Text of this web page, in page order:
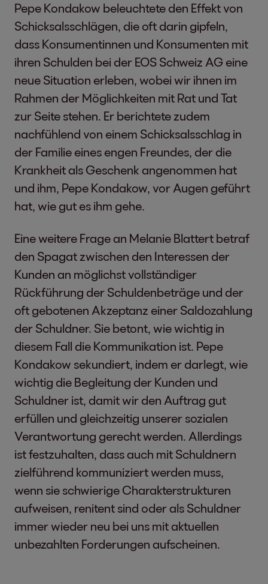
Pepe Kondakow beleuchtete den Effekt von
Schicksalsschlägen, die oft darin gipfeln,
dass Konsumentinnen und Konsumenten mit
ihren Schulden bei der EOS Schweiz AG eine
neue Situation erleben, wobei wir ihnen im
Rahmen der Möglichkeiten mit Rat und Tat
zur Seite stehen. Er berichtete zudem
nachfühlend von einem Schicksalsschlag in
der Familie eines engen Freundes, der die
Krankheit als Geschenk angenommen hat
und ihm, Pepe Kondakow, vor Augen geführt
hat, wie gut es ihm gehe.
Eine weitere Frage an Melanie Blattert betraf
den Spagat zwischen den Interessen der
Kunden an möglichst vollständiger
Rückführung der Schuldenbeträge und der
oft gebotenen Akzeptanz einer Saldozahlung
der Schuldner. Sie betont, wie wichtig in
diesem Fall die Kommunikation ist. Pepe
Kondakow sekundiert, indem er darlegt, wie
wichtig die Begleitung der Kunden und
Schuldner ist, damit wir den Auftrag gut
erfüllen und gleichzeitig unserer sozialen
Verantwortung gerecht werden. Allerdings
ist festzuhalten, dass auch mit Schuldnern
zielführend kommuniziert werden muss,
wenn sie schwierige Charakterstrukturen
aufweisen, renitent sind oder als Schuldner
immer wieder neu bei uns mit aktuellen
unbezahlten Forderungen aufscheinen.